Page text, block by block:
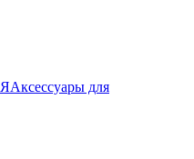
Аксессуары для